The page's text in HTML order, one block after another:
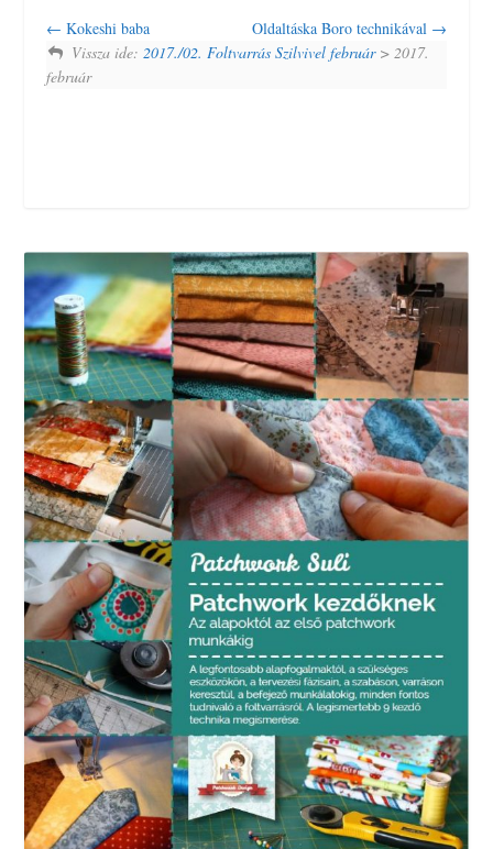
Kokeshi baba
Oldaltáska Boro technikával
Vissza ide: 2017./02. Foltvarrás Szilvivel február> 2017.
február